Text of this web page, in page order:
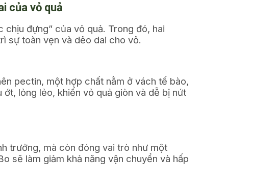
của vỏ quả
đựng” của vỏ quả. Trong đó, hai
sự toàn vẹn và dẻo dai cho vỏ.
pectin, một hợp chất nằm ở vách tế bào,
lỏng lẻo, khiến vỏ quả giòn và dễ bị nứt
trưởng, mà còn đóng vai trò như một
sẽ làm giảm khả năng vận chuyển và hấp